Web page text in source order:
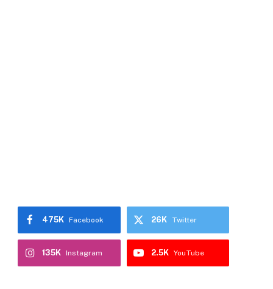
Facebook
475K Twitter
26K
Instagram
135K YouTube
2.5K